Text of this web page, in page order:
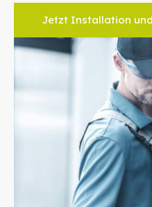
Jetzt Installation